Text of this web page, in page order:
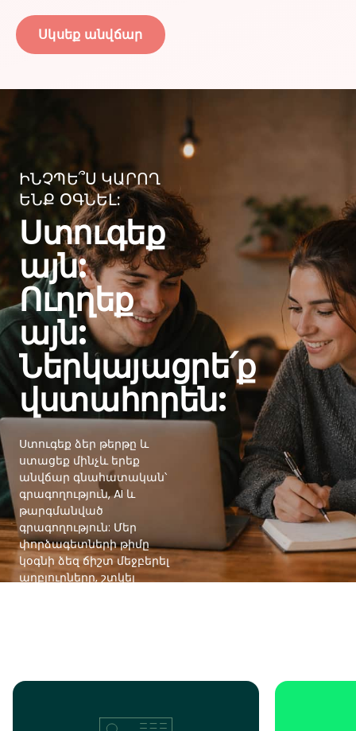
Սկսեք անվճար
ԻՆՉՊԵ՞Ս ԿԱՐՈՂ
ԵՆՔ ՕԳՆԵԼ:
Ստուգեք
այն:
Ուղղեք
այն:
Ներկայացրե՛ք
վստահորեն:
Ստուգեք ձեր թերթը և
ստացեք մինչև երեք
անվճար գնահատական՝
գրագողություն, AI և
թարգմանված
գրագողություն: Մեր
փորձագետների թիմը
կօգնի ձեզ ճիշտ մեջբերել
աղբյուրները, շտկել